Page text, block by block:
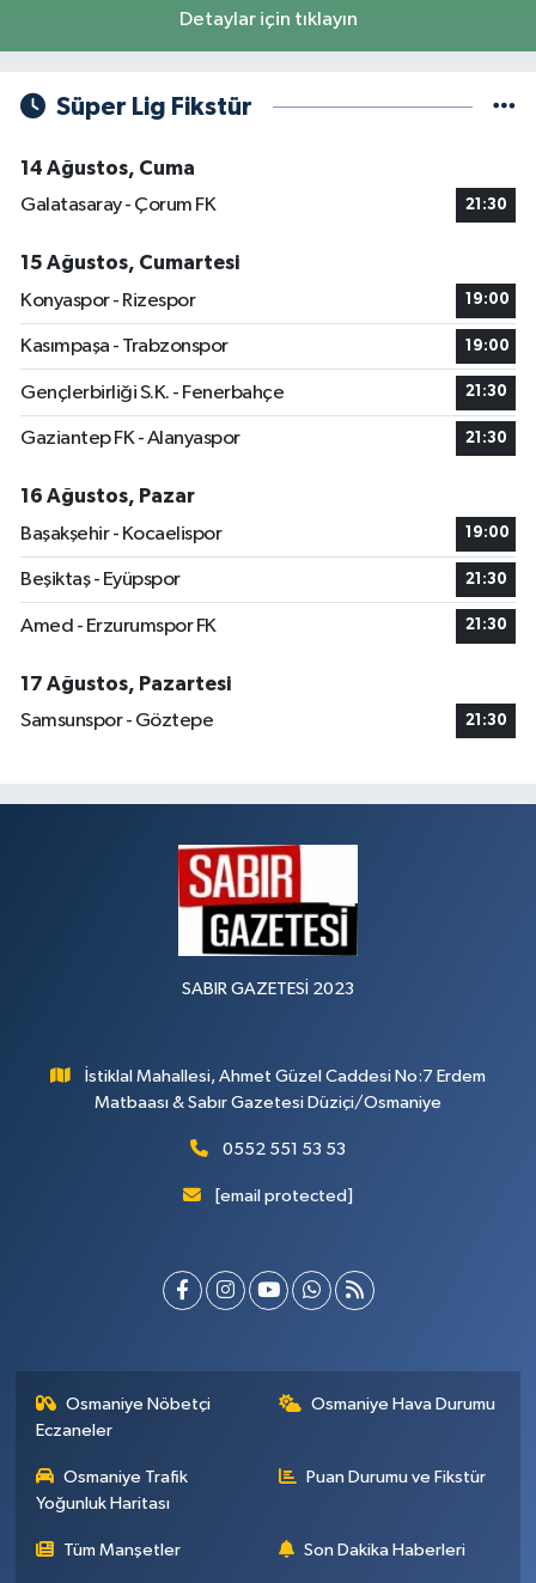
Detaylar için tıklayın
Süper Lig Fikstür
14 Ağustos, Cuma
Galatasaray - Çorum FK
21:30
15 Ağustos, Cumartesi
Konyaspor - Rizespor
19:00
Kasımpaşa - Trabzonspor 19:00
Gençlerbirliği S.K. - Fenerbahçe 21:30
Gaziantep FK - Alanyaspor 21:30
16 Ağustos, Pazar
Başakşehir - Kocaelispor
19:00
Beşiktaş - Eyüpspor 21:30
Amed - Erzurumspor FK 21:30
17 Ağustos, Pazartesi
Samsunspor - Göztepe
21:30
SABIR GAZETESİ 2023
İstiklal Mahallesi, Ahmet Güzel Caddesi No:7 Erdem
Matbaası & Sabır Gazetesi Düziçi/Osmaniye
0552 551 53 53
[email protected]
Osmaniye Nöbetçi
Eczaneler
Osmaniye Hava Durumu
Osmaniye Trafik
Yoğunluk Haritası
Puan Durumu ve Fikstür
Tüm Manşetler Son Dakika Haberleri